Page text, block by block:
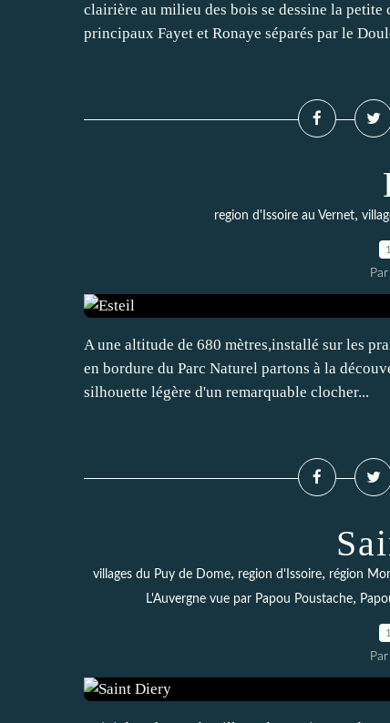
clairière au milieu des bois se dessine la petite
principaux Fayet et Ronaye séparés par le
region d'Issoire au Vernet,
A une altitude de 680 mètres,installé sur les
en bordure du Parc Naturel partons à la
silhouette légère d'un remarquable clocher...
villages du Puy de Dome, region d'Issoire, région
L'Auvergne vue par Papou Poustache,